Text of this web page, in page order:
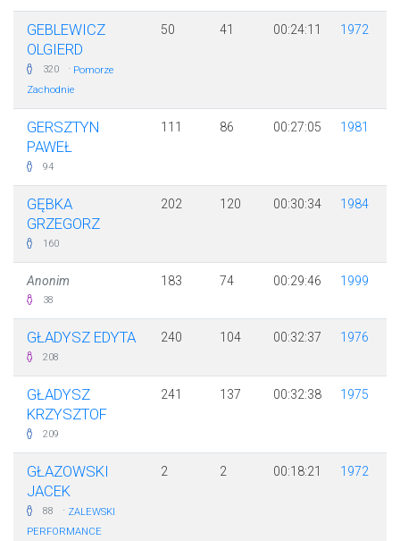
GEBLEWICZ
OLGIERD
320 · Pomorze
Zachodnie
50 41 00:24:11 1972
GERSZTYN
PAWEŁ
94
111 86 00:27:05 1981
GĘBKA
GRZEGORZ
160
202 120 00:30:34 1984
Anonim
38
183 74 00:29:46 1999
GŁADYSZ EDYTA
208
240 104 00:32:37 1976
GŁADYSZ
KRZYSZTOF
209
241 137 00:32:38 1975
GŁAZOWSKI
JACEK
88 · ZALEWSKI
PERFORMANCE
2 2 00:18:21 1972